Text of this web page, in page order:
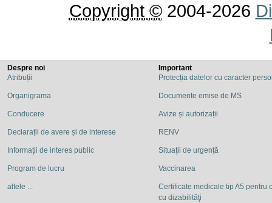
Copyright ©2004-2026
Despre noi
Atribuții
Organigrama
Conducere
Declarații de avere și de interese
Informaţii de interes public
Program de lucru
altele ...
Important
Protecția datelor cu caracter
Documente emise de MS
Avize și autorizații
RENV
Situaţii de urgență
Vaccinarea
Certificate medicale tip A5 pentru
cu dizabilităţi